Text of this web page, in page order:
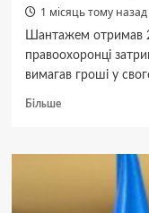
1 місяць тому назад
Шантажем отримав
правоохоронці
вимагав гроші у
БільшеДокладніше
підрозділу